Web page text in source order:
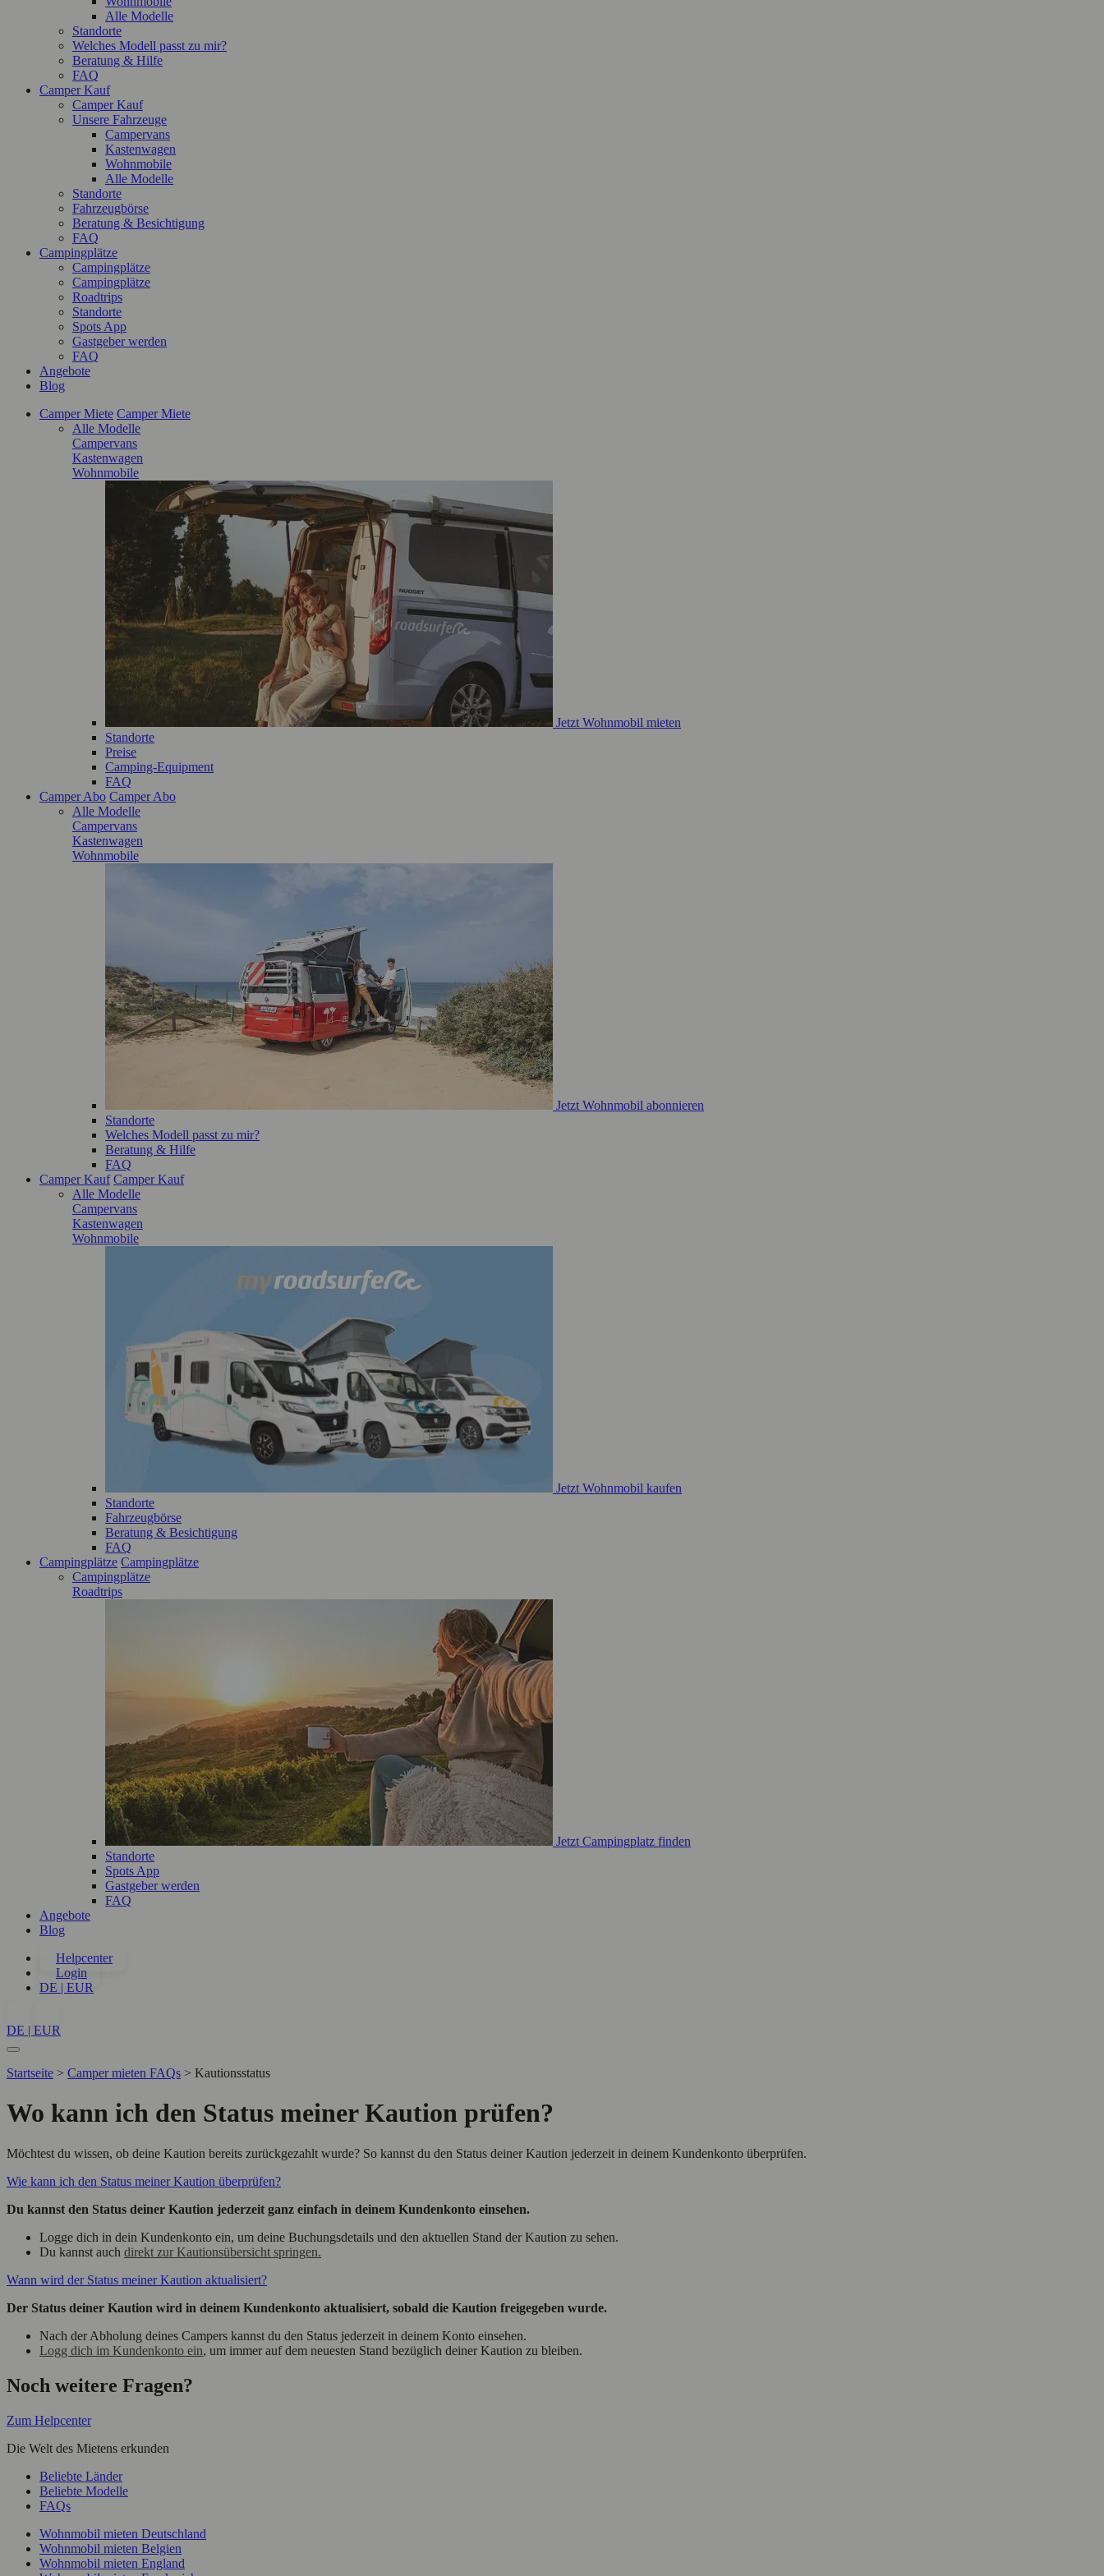
Alle Modelle
Standorte
Welches Modell passt zu mir?
Beratung & Hilfe
FAQ
Camper Kauf
Camper Kauf
Unsere Fahrzeuge
Campervans
Kastenwagen
Wohnmobile
Alle Modelle
Standorte
Fahrzeugbörse
Beratung & Besichtigung
FAQ
Campingplätze
Campingplätze
Campingplätze
Roadtrips
Standorte
Spots App
Gastgeber werden
FAQ
Angebote
Blog
Camper Miete Camper Miete
Alle Modelle
Campervans
Kastenwagen
Wohnmobile
Jetzt Wohnmobil mieten
Standorte
Preise
Camping-Equipment
FAQ
Camper Abo Camper Abo
Alle Modelle
Campervans
Kastenwagen
Wohnmobile
Jetzt Wohnmobil abonnieren
Standorte
Welches Modell passt zu mir?
Beratung & Hilfe
FAQ
Camper Kauf Camper Kauf
Alle Modelle
Campervans
Kastenwagen
Wohnmobile
Jetzt Wohnmobil kaufen
Standorte
Fahrzeugbörse
Beratung & Besichtigung
FAQ
Campingplätze Campingplätze
Campingplätze
Roadtrips
Jetzt Campingplatz finden
Standorte
Spots App
Gastgeber werden
FAQ
Angebote
Blog
Helpcenter
Login
DE | EUR
DE | EUR
Startseite > Camper mieten FAQs > Kautionsstatus
Wo kann ich den Status meiner Kaution prüfen?
Möchtest du wissen, ob deine Kaution bereits zurückgezahlt wurde? So kannst du den Status deiner Kaution jederzeit in deinem Kundenkonto überprüfen.
Wie kann ich den Status meiner Kaution überprüfen?
Du kannst den Status deiner Kaution jederzeit ganz einfach in deinem Kundenkonto einsehen.
Logge dich in dein Kundenkonto ein, um deine Buchungsdetails und den aktuellen Stand der Kaution zu sehen.
Du kannst auch direkt zur Kautionsübersicht springen.
Wann wird der Status meiner Kaution aktualisiert?
Der Status deiner Kaution wird in deinem Kundenkonto aktualisiert, sobald die Kaution freigegeben wurde.
Nach der Abholung deines Campers kannst du den Status jederzeit in deinem Konto einsehen.
Logg dich im Kundenkonto ein, um immer auf dem neuesten Stand bezüglich deiner Kaution zu bleiben.
Noch weitere Fragen?
Zum Helpcenter
Die Welt des Mietens erkunden
Beliebte Länder
Beliebte Modelle
FAQs
Wohnmobil mieten Deutschland
Wohnmobil mieten Belgien
Wohnmobil mieten England